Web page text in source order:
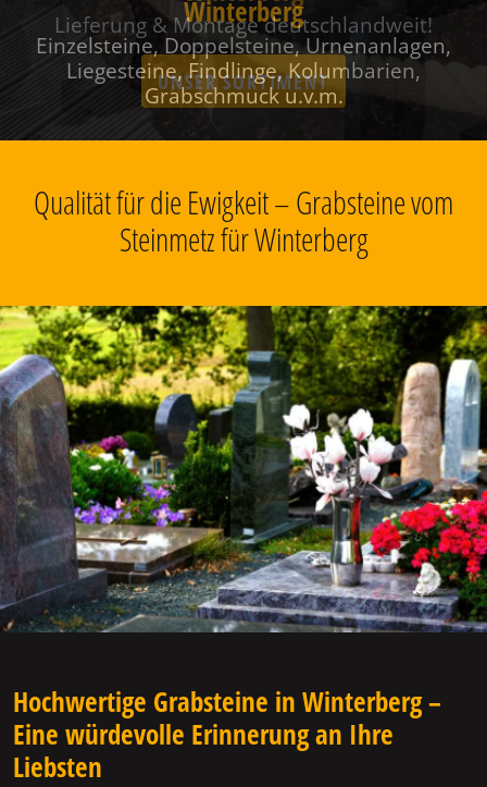
Winterberg
Einzelsteine, Doppelsteine, Urnenanlagen,
Liegesteine, Findlinge, Kolumbarien,
Grabschmuck u.v.m.
Qualität für die Ewigkeit – Grabsteine vom
Steinmetz für Winterberg
Hochwertige Grabsteine in Winterberg –
Eine würdevolle Erinnerung an Ihre
Liebsten